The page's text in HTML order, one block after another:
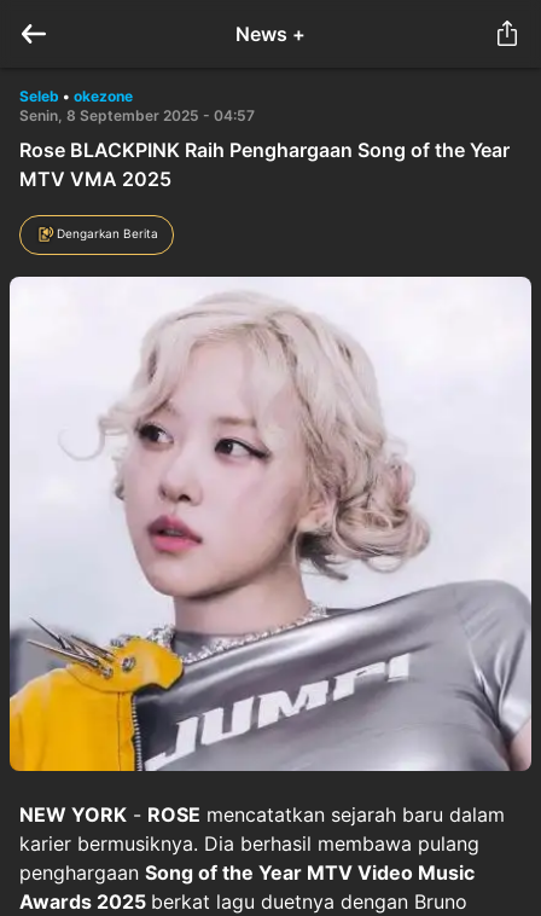
News +
Seleb • okezone
Senin, 8 September 2025 - 04:57
Rose BLACKPINK Raih Penghargaan Song of the Year
MTV VMA 2025
Dengarkan Berita
NEW YORK - ROSE mencatatkan sejarah baru dalam
karier bermusiknya. Dia berhasil membawa pulang
penghargaan Song of the Year MTV Video Music
Awards 2025 berkat lagu duetnya dengan Bruno